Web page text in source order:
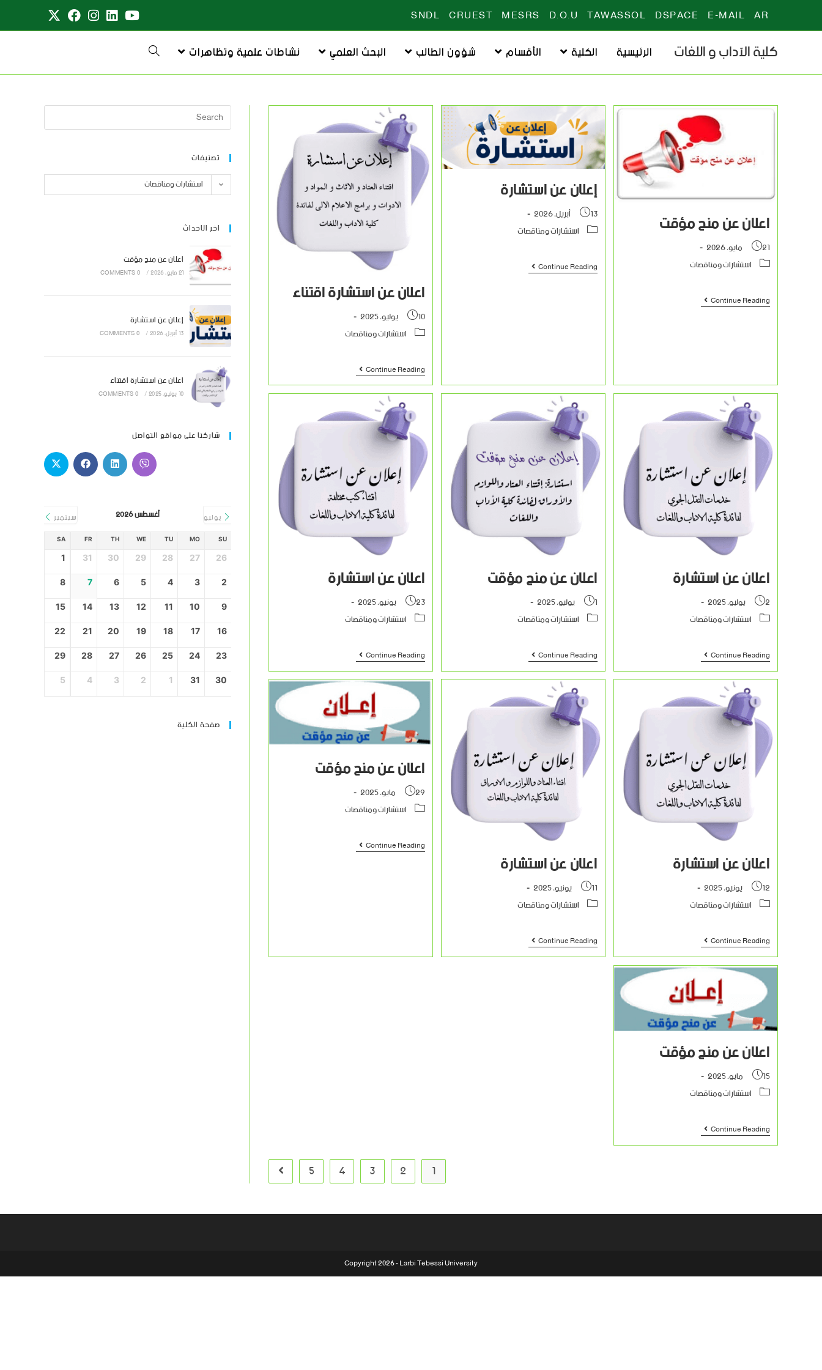
AR
E-MAIL
DSPACE
TAWASSOL
D.O.U
MESRS
CRUEST
SNDL
كلية الآداب و اللغات الرئيسية الكلية الأقسام شؤون الطالب البحث العلمي نشاطات علمية وتظاهرات
اعلان عن منح مؤقت
21 مايو، 2026
استشارات ومناقصات
Continue Reading
إعلان عن استشارة
13 أبريل، 2026
استشارات ومناقصات
Continue Reading
اعلان عن استشارة اقتناء
10 يوليو، 2025
استشارات ومناقصات
Continue Reading
اعلان عن استشارة
2 يوليو، 2025
استشارات ومناقصات
Continue Reading
اعلان عن منح مؤقت
1 يوليو، 2025
استشارات ومناقصات
Continue Reading
اعلان عن استشارة
23 يونيو، 2025
استشارات ومناقصات
Continue Reading
اعلان عن استشارة
12 يونيو، 2025
استشارات ومناقصات
Continue Reading
اعلان عن استشارة
11 يونيو، 2025
استشارات ومناقصات
Continue Reading
اعلان عن منح مؤقت
29 مايو، 2025
استشارات ومناقصات
Continue Reading
اعلان عن منح مؤقت
15 مايو، 2025
استشارات ومناقصات
Continue Reading
1
2
3
4
5
تصنيفات
استشارات ومناقصات
اخر الاحداث
اعلان عن منح مؤقت
21 مايو، 2026 /
0 COMMENTS
إعلان عن استشارة
13 أبريل، 2026 /
0 COMMENTS
اعلان عن استشارة اقتناء
10 يوليو، 2025 /
0 COMMENTS
شاركنا على مواقع التواصل
يوليو أغسطس 2026 سبتمبر
SU
MO
TU
WE
TH
FR
SA
26
27
28
29
30
31
1
2
3
4
5
6
7
8
9
10
11
12
13
14
15
16
17
18
19
20
21
22
23
24
25
26
27
28
29
30
31
1
2
3
4
5
صفحة الكلية
Copyright 2026 - Larbi Tebessi University